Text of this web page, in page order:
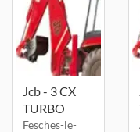
Jcb - 3 CX
TURBO
Fesches-le-